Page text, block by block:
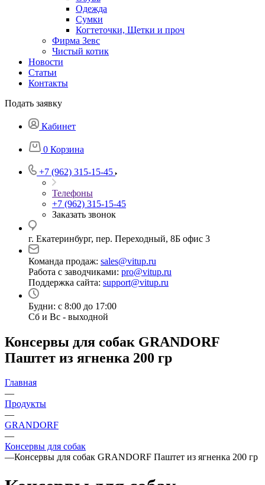
Одежда
Сумки
Когтеточки, Щетки и проч
Фирма Зевс
Чистый котик
Новости
Статьи
Контакты
Подать заявку
Кабинет
0 Корзина
+7 (962) 315-15-45
Телефоны
+7 (962) 315-15-45
Заказать звонок
г. Екатеринбург, пер. Переходный, 8Б офис 3
Команда продаж: sales@vitup.ru
Работа с заводчиками: pro@vitup.ru
Поддержка сайта: support@vitup.ru
Будни: с 8:00 до 17:00
Сб и Вс - выходной
Консервы для собак GRANDORF
Паштет из ягненка 200 гр
Главная
—
Продукты
—
GRANDORF
—
Консервы для собак
—Консервы для собак GRANDORF Паштет из ягненка 200 гр